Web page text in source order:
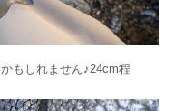
もしれません♪24cm程